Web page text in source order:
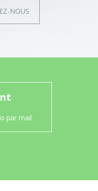
NOUS
par mail